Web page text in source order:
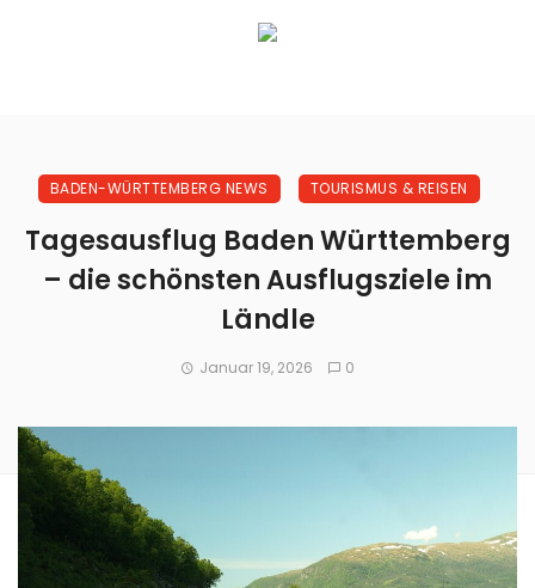
BADEN-WÜRTTEMBERG NEWS TOURISMUS & REISEN
Tagesausflug Baden Württemberg
– die schönsten Ausflugsziele im
Ländle
Januar 19, 2026 0